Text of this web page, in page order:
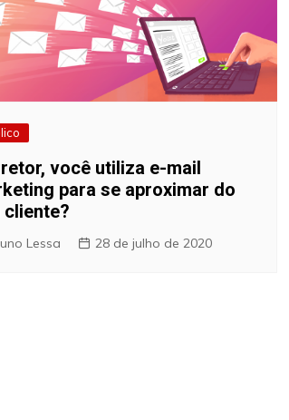
você utiliza e-mail
para se aproximar do
cliente?
Lessa 28 de julho de 2020